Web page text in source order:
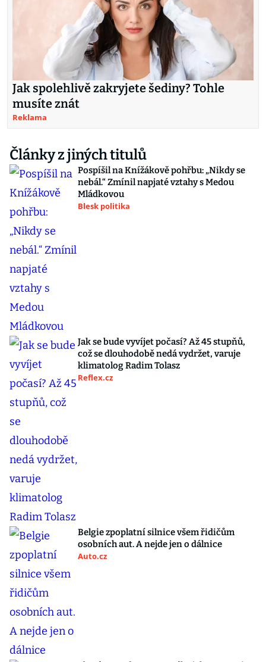
Jak spolehlivě zakryjete šediny? Tohle
musíte znát
Reklama
Články z jiných titulů
Pospíšil na Knížákově pohřbu: „Nikdy se
nebál.“ Zmínil napjaté vztahy s Medou
Mládkovou
Blesk politika
Jak se bude vyvíjet počasí? Až 45 stupňů,
což se dlouhodobě nedá vydržet, varuje
klimatolog Radim Tolasz
Reflex.cz
Belgie zpoplatní silnice všem řidičům
osobních aut. A nejde jen o dálnice
Auto.cz